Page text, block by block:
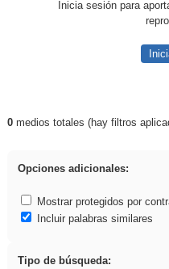
Inicia sesión para
Resultados de:
0medios totales (hay filtros
Opciones adicionales:
Mostrar protegidos por
Incluir palabras similares
Tipo de búsqueda: